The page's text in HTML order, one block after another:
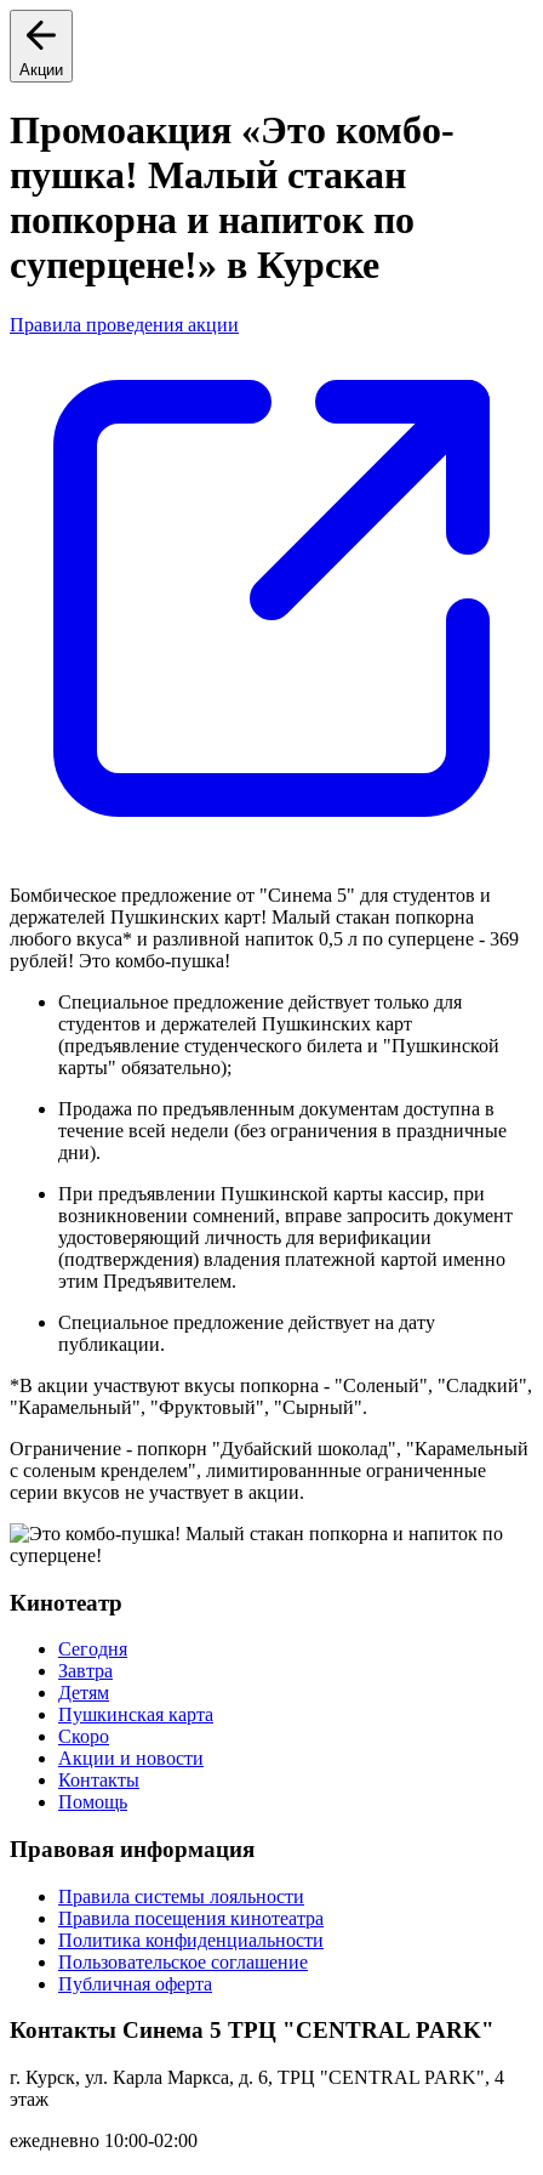
Акции
Промоакция «Это комбо-
пушка! Малый стакан
попкорна и напиток по
суперцене!» в Курске
Правила проведения акции
Бомбическое предложение от "Синема 5" для студентов и
держателей Пушкинских карт! Малый стакан попкорна
любого вкуса* и разливной напиток 0,5 л по суперцене - 369
рублей! Это комбо-пушка!
Специальное предложение действует только для
студентов и держателей Пушкинских карт
(предъявление студенческого билета и "Пушкинской
карты" обязательно);
Продажа по предъявленным документам доступна в
течение всей недели (без ограничения в праздничные
дни).
При предъявлении Пушкинской карты кассир, при
возникновении сомнений, вправе запросить документ
удостоверяющий личность для верификации
(подтверждения) владения платежной картой именно
этим Предъявителем.
Специальное предложение действует на дату
публикации.
*В акции участвуют вкусы попкорна - "Соленый", "Сладкий",
"Карамельный", "Фруктовый", "Сырный".
Ограничение - попкорн "Дубайский шоколад", "Карамельный
с соленым кренделем", лимитированнные ограниченные
серии вкусов не участвует в акции.
Кинотеатр
Сегодня
Завтра
Детям
Пушкинская карта
Скоро
Акции и новости
Контакты
Помощь
Правовая информация
Правила системы лояльности
Правила посещения кинотеатра
Политика конфиденциальности
Пользовательское соглашение
Публичная оферта
Контакты Синема 5 ТРЦ "CENTRAL PARK"
г. Курск, ул. Карла Маркса, д. 6, ТРЦ "CENTRAL PARK", 4
этаж
ежедневно 10:00-02:00